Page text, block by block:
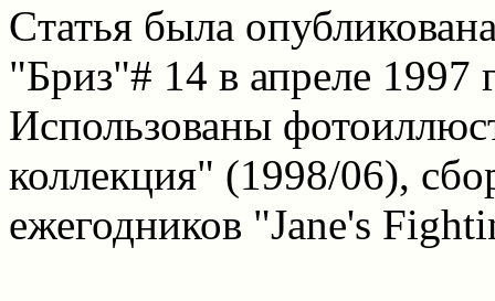
Cтатья была
"Бриз"# 14 в апреле 1997
Использованы
коллекция" (1998/06),
ежегодников "Jane's